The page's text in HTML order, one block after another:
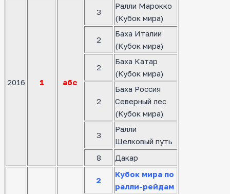
2016 1 абс
3
Ралли Марокко
(Кубок мира)
2
Баха Италии
(Кубок мира)
2
Баха Катар
(Кубок мира)
2
Баха Россия
Северный лес
(Кубок мира)
3
Ралли
Шелковый путь
8
Дакар
2
Кубок мира по
ралли-рейдам